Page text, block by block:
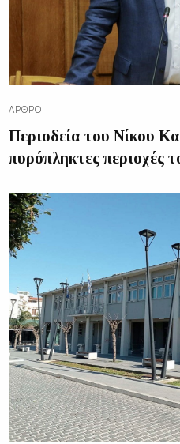
ΆΡΘΡΟ
Περιοδεία του Νίκου
πυρόπληκτες περιοχές